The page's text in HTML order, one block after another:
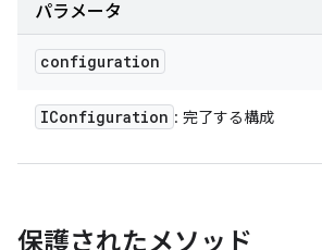
パラメータ
configuration
IConfiguration : 完了する構成
保護されたメソッド